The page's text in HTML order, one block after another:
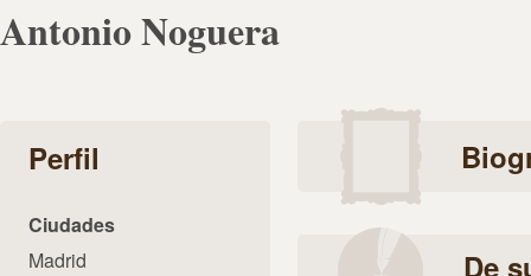
Antonio Noguera
Perfil
Ciudades
Madrid
De